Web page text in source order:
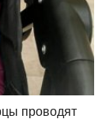
проводят